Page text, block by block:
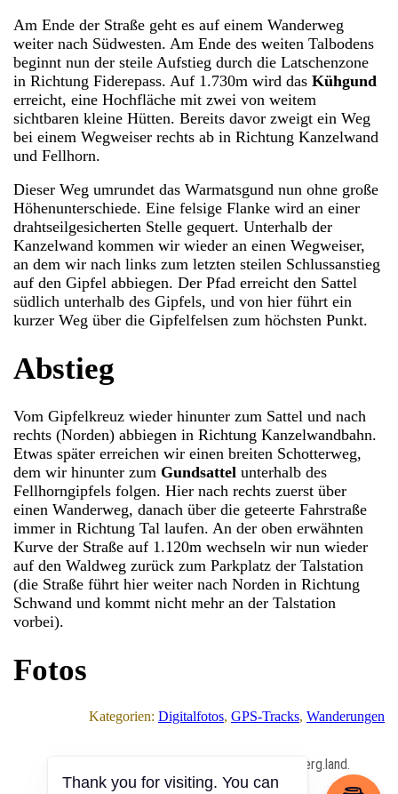
Am Ende der Straße geht es auf einem Wanderweg
weiter nach Südwesten. Am Ende des weiten Talbodens
beginnt nun der steile Aufstieg durch die Latschenzone
in Richtung Fiderepass. Auf 1.730m wird dasKühgund
erreicht, eine Hochfläche mit zwei von weitem
sichtbaren kleine Hütten. Bereits davor zweigt ein Weg
bei einem Wegweiser rechts ab in Richtung Kanzelwand
und Fellhorn.
Dieser Weg umrundet das Warmatsgund nun ohne große
Höhenunterschiede. Eine felsige Flanke wird an einer
drahtseilgesicherten Stelle gequert. Unterhalb der
Kanzelwand kommen wir wieder an einen Wegweiser,
an dem wir nach links zum letzten steilen Schlussanstieg
auf den Gipfel abbiegen. Der Pfad erreicht den Sattel
südlich unterhalb des Gipfels, und von hier führt ein
kurzer Weg über die Gipfelfelsen zum höchsten Punkt.
Abstieg
Vom Gipfelkreuz wieder hinunter zum Sattel und nach
rechts (Norden) abbiegen in Richtung Kanzelwandbahn.
Etwas später erreichen wir einen breiten Schotterweg,
dem wir hinunter zum Gundsattel unterhalb des
Fellhorngipfels folgen. Hier nach rechts zuerst über
einen Wanderweg, danach über die geteerte Fahrstraße
immer in Richtung Tal laufen. An der oben erwähnten
Kurve der Straße auf 1.120m wechseln wir nun wieder
auf den Waldweg zurück zum Parkplatz der Talstation
(die Straße führt hier weiter nach Norden in Richtung
Schwand und kommt nicht mehr an der Talstation
vorbei).
Fotos
Kategorien: Digitalfotos, GPS-Tracks, Wanderungen
All Content Copyrighted ⓒ 2013 – 2026 by berg.land.
Thank you for visiting. You can